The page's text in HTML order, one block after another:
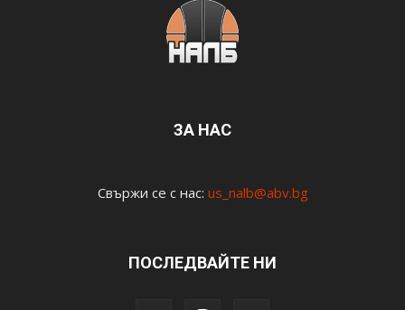
ЗА НАС
Свържи се с нас: us_nalb@abv.bg
ПОСЛЕДВАЙТЕ НИ